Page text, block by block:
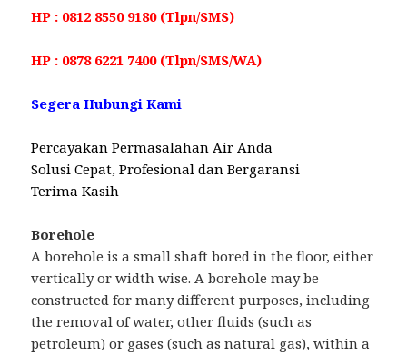
HP : 0812 8550 9180 (Tlpn/SMS)
HP : 0878 6221 7400 (Tlpn/SMS/WA)
Segera Hubungi Kami
Percayakan Permasalahan Air Anda
Solusi Cepat, Profesional dan Bergaransi
Terima Kasih
Borehole
A borehole is a small shaft bored in the floor, either
vertically or width wise. A borehole may be
constructed for many different purposes, including
the removal of water, other fluids (such as
petroleum) or gases (such as natural gas), within a